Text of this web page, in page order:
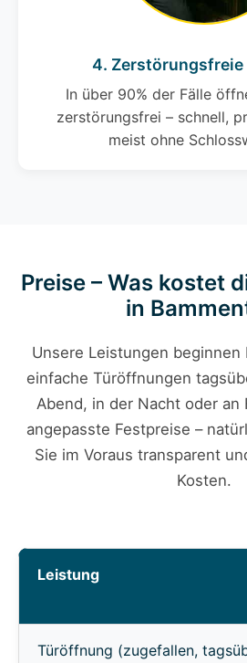
4.
In über 90% der Fälle
zerstörungsfrei – schnell,
meist ohne
Preise – Was kostet
in
Unsere Leistungen
einfache Türöffnungen
Abend, in der Nacht oder an
angepasste Festpreise –
Sie im Voraus transparent
Kosten.
Leistung
Türöffnung (zugefallen,